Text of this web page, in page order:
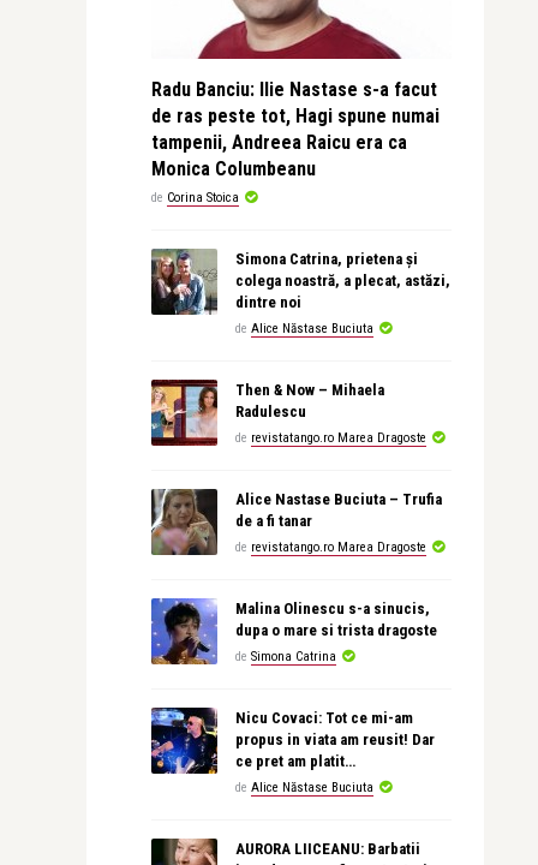
Radu Banciu: Ilie Nastase s-a facut
de ras peste tot, Hagi spune numai
tampenii, Andreea Raicu era ca
Monica Columbeanu
de Corina Stoica
Simona Catrina, prietena și
colega noastră, a plecat, astăzi,
dintre noi
de Alice Năstase Buciuta
Then & Now – Mihaela
Radulescu
de revistatango.ro Marea Dragoste
Alice Nastase Buciuta – Trufia
de a fi tanar
de revistatango.ro Marea Dragoste
Malina Olinescu s-a sinucis,
dupa o mare si trista dragoste
de Simona Catrina
Nicu Covaci: Tot ce mi-am
propus in viata am reusit! Dar
ce pret am platit…
de Alice Năstase Buciuta
AURORA LIICEANU: Barbatii